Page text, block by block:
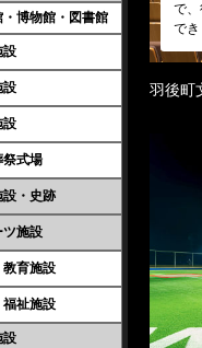
博物館・図書館
設
設
設
式場
・史跡
ツ施設
育施設
祉施設
設
で
で
羽後